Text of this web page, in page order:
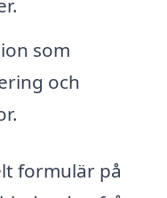
som
och
formulär på